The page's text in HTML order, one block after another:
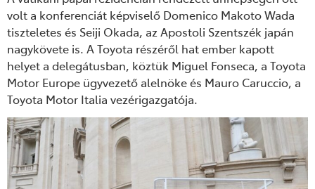
volt a konferenciát képviselő Domenico Makoto Wada
tiszteletes és Seiji Okada, az Apostoli Szentszék japán
nagykövete is. A Toyota részéről hat ember kapott
helyet a delegátusban, köztük Miguel Fonseca, a Toyota
Motor Europe ügyvezető alelnöke és Mauro Caruccio, a
Toyota Motor Italia vezérigazgatója.